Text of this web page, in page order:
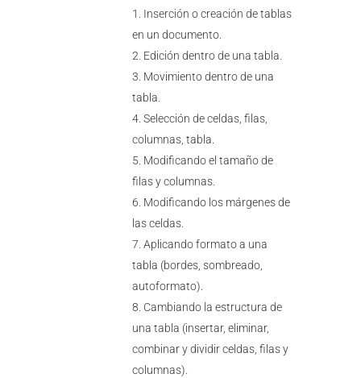
Inserción o creación de tablas
en un documento.
Edición dentro de una tabla.
Movimiento dentro de una
tabla.
Selección de celdas, filas,
columnas, tabla.
Modificando el tamaño de
filas y columnas.
Modificando los márgenes de
las celdas.
Aplicando formato a una
tabla (bordes, sombreado,
autoformato).
Cambiando la estructura de
una tabla (insertar, eliminar,
combinar y dividir celdas, filas y
columnas).